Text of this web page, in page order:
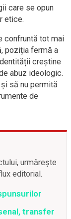
care se opun
etice.
confruntă tot mai
poziția fermă a
creștine
abuz ideologic.
să nu permită
de
urmărește
editorial.
transfer